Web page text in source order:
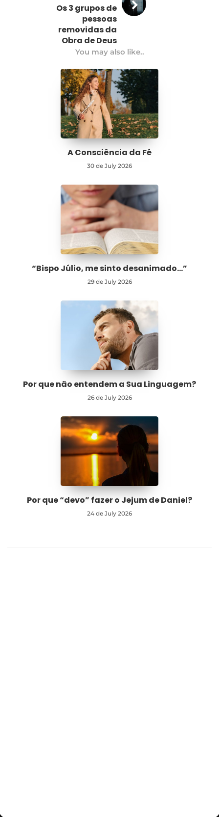
Os 3 grupos de
pessoas
removidas da
Obra de Deus
You may also like..
A Consciência da Fé
30 de July 2026
“Bispo Júlio, me sinto desanimado…”
29 de July 2026
Por que não entendem a Sua Linguagem?
26 de July 2026
Por que “devo” fazer o Jejum de Daniel?
24 de July 2026